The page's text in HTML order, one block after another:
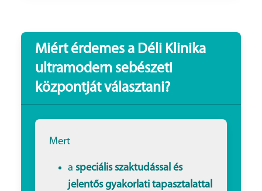
Miért érdemes a Déli Klinika
ultramodern sebészeti
központját választani?
Mert
a speciális szaktudással és
jelentős gyakorlati tapasztalattal